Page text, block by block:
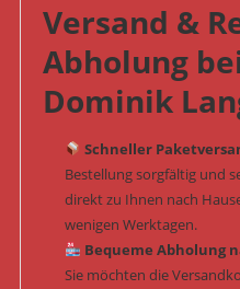
Versand &
Abholung
Dominik
Schneller
Bestellung sorgfältig und
direkt zu Ihnen nach
wenigen Werktagen.
Bequeme Abholung
Sie möchten die